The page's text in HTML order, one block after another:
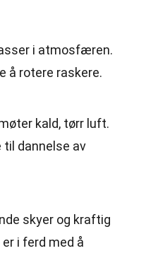
i atmosfæren.
å rotere raskere.
kald, tørr luft.
dannelse av
skyer og kraftig
i ferd med å